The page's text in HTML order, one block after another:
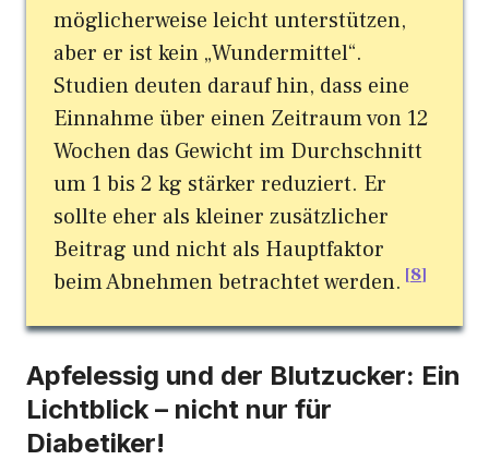
möglicherweise leicht unterstützen,
aber er ist kein „Wundermittel“.
Studien deuten darauf hin, dass eine
Einnahme über einen Zeitraum von 12
Wochen das Gewicht im Durchschnitt
um 1 bis 2 kg stärker reduziert. Er
sollte eher als kleiner zusätzlicher
Beitrag und nicht als Hauptfaktor
beim Abnehmen betrachtet werden. 8
Apfelessig und der Blutzucker: Ein
Lichtblick – nicht nur für
Diabetiker!